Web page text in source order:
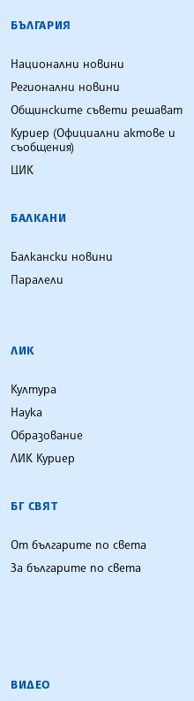
БЪЛГАРСКА
БЪЛГАРИЯ
Национални новини
Регионални новини
Общинските съвети решават
Куриер (Официални актове и
съобщения)
ЦИК
БАЛКАНИ
Балкански новини
Паралели
ЛИК
Култура
Наука
Образование
ЛИК Куриер
БГ СВЯТ
От българите по света
За българите по света
ВИДЕО